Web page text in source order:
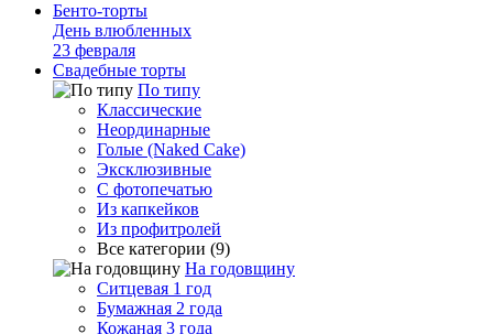
Бенто-торты
День влюбленных
23 февраля
Свадебные торты
По типу
Классические
Неординарные
Голые (Naked Cake)
Эксклюзивные
С фотопечатью
Из капкейков
Из профитролей
Все категории (9)
На годовщину
Ситцевая 1 год
Бумажная 2 года
Кожаная 3 года